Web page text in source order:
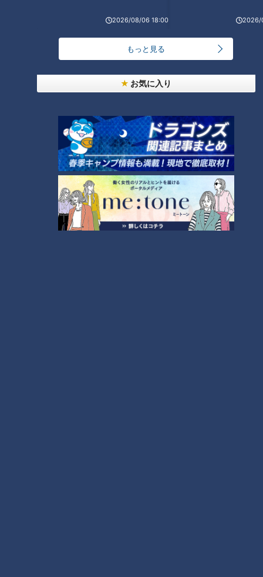
2026/08/06 18:00 2026/
もっと見る
お気に入り
さらに二人が訪れたのは、三重県伊勢市の「ともいきの国 伊
勢忍者キングダム」。
大人気「忍者森のアドベンチャー」でスリル満点の滑空体験が
怖い！」と叫びながらも無事クリア！
だが、折り返し地点でスタッフから「カメラのバッテリーが切
れそう」と告げられ、帰りをせかされる…